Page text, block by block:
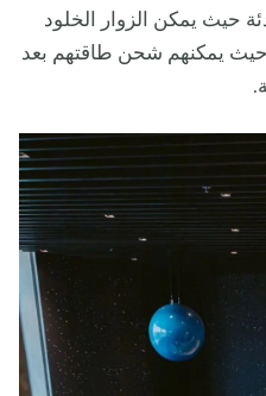
حيث يمكن الزوار الخلود
حيث يمكنهم شحن طاقتهم بعد